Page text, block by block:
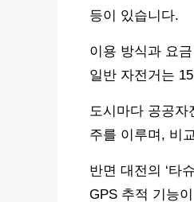
등이 있습니다.
이용 방식과 요
일반 자전거는
도시마다 공공자
주를 이루며, 비
반면 대전의 ‘타
GPS 추적 기능